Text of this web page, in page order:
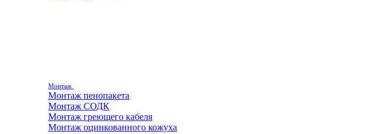
Монтаж
Монтаж пенопакета
Монтаж СОДК
Монтаж греющего кабеля
Монтаж оцинкованного кожуха